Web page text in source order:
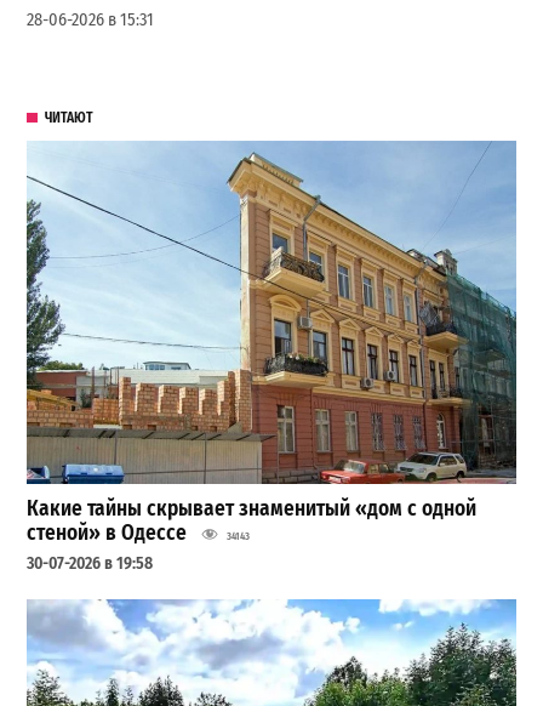
28-06-2026 в 15:31
ЧИТАЮТ
Какие тайны скрывает знаменитый «дом с одной
стеной» в Одессе
34143
30-07-2026 в 19:58